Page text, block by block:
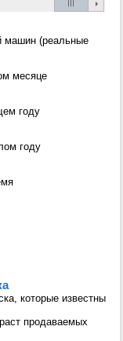
машин (реальные
месяце
году
году
которые известны
продаваемых